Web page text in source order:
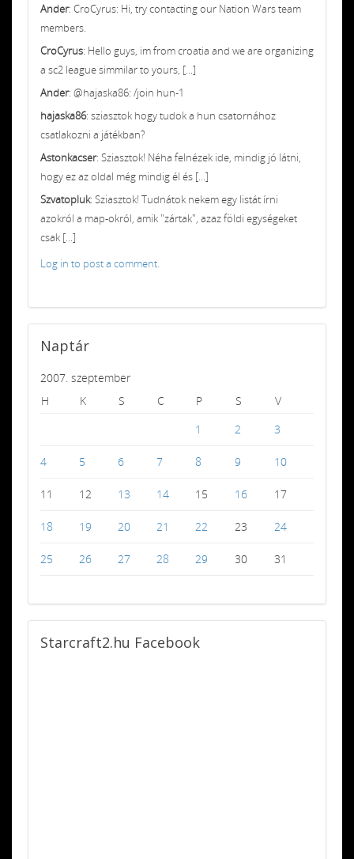
Ander: CroCyrus: Hi, try contacting our Nation Wars team
members.
CroCyrus: Hello guys, im from croatia and we are organizing
a sc2 league simmilar to yours, [...]
Ander: @hajaska86: /join hun-1
hajaska86: sziasztok hogy tudok a hun csatornához
csatlakozni a játékban?
Astonkacser: Sziasztok! Néha felnézek ide, mindig jó látni,
hogy ez az oldal még mindig él és [...]
Szvatopluk: Sziasztok! Tudnátok nekem egy listát írni
azokról a map-okról, amik "zártak", azaz földi egységeket
csak [...]
Log in to post a comment.
Naptár
2007. szeptember
H
K S C P S
V
1
2 3
4 5 6 7 8 9 10
11 12 13 14 15 16 17
18 19 20 21 22 23 24
25 26 27 28 29 30 31
Starcraft2.hu Facebook